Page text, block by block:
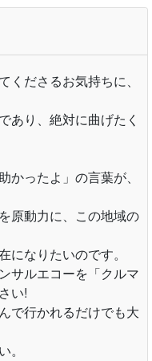
くださるお気持ちに、
あり、絶対に曲げたく
ったよ」の言葉が、
原動力に、この地域の
なりたいのです。
サルエコーを「クルマ
い!
で行かれるだけでも大